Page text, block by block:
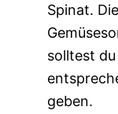
Spinat.
solltest
geben.